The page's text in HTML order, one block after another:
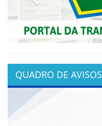
QUADRO DE AVISOS